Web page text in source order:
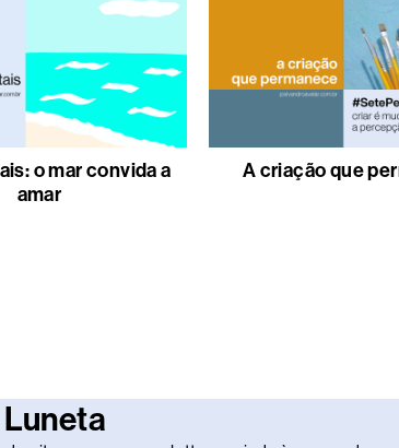
o mar convida a
amar
A criação que